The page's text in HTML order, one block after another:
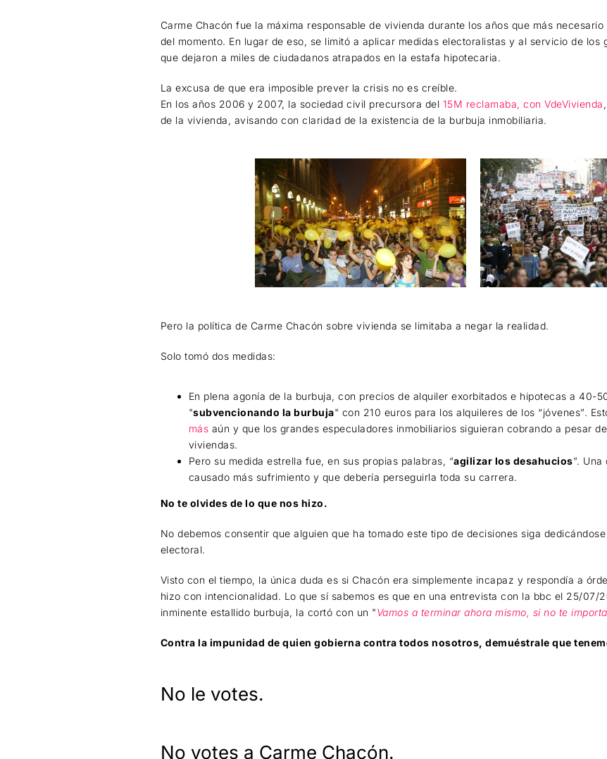
Carme Chacón fue la máxima responsable de vivienda durante los años que más
del momento. En lugar de eso, se limitó a aplicar medidas electoralistas y al servicio de los
que dejaron a miles de ciudadanos atrapados en la estafa hipotecaria.
La excusa de que era imposible prever la crisis no es creíble.
En los años 2006 y 2007, la sociedad civil precursora del 15M reclamaba, con VdeVivienda
de la vivienda, avisando con claridad de la existencia de la burbuja inmobiliaria.
Pero la política de Carme Chacón sobre vivienda se limitaba a negar la realidad.
Solo tomó dos medidas:
En plena agonía de la burbuja, con precios de alquiler exorbitados e hipotecas a 40-
"subvencionando la burbuja" con 210 euros para los alquileres de los “jóvenes”.
más aún y que los grandes especuladores inmobiliarios siguieran cobrando a pesar
viviendas.
Pero su medida estrella fue, en sus propias palabras, “agilizar los desahucios”. Una
causado más sufrimiento y que debería perseguirla toda su carrera.
No te olvides de lo que nos hizo.
No debemos consentir que alguien que ha tomado este tipo de decisiones siga
electoral.
Visto con el tiempo, la única duda es si Chacón era simplemente incapaz y respondía a
hizo con intencionalidad. Lo que sí sabemos es que en una entrevista con la bbc el 25/07/
inminente estallido burbuja, la cortó con un "Vamos a terminar ahora mismo, si no te importa
Contra la impunidad de quien gobierna contra todos nosotros, demuéstrale que
No le votes.
No votes a Carme Chacón.